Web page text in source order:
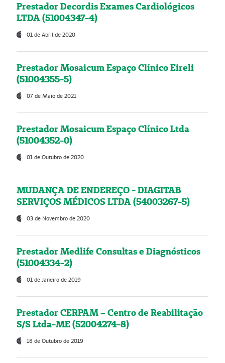
Prestador Decordis Exames Cardiológicos
LTDA (51004347-4)
01 de Abril de 2020
Prestador Mosaicum Espaço Clínico Eireli
(51004355-5)
07 de Maio de 2021
Prestador Mosaicum Espaço Clínico Ltda
(51004352-0)
01 de Outubro de 2020
MUDANÇA DE ENDEREÇO - DIAGITAB
SERVIÇOS MÉDICOS LTDA (54003267-5)
03 de Novembro de 2020
Prestador Medlife Consultas e Diagnósticos
(51004334-2)
01 de Janeiro de 2019
Prestador CERPAM – Centro de Reabilitação
S/S Ltda-ME (52004274-8)
18 de Outubro de 2019